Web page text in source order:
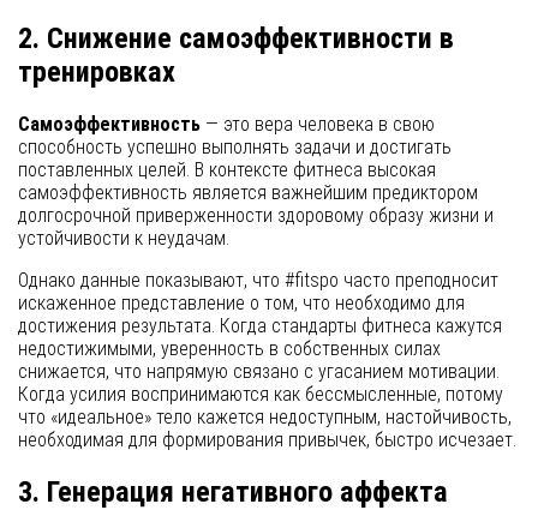
2. Снижение самоэффективности в
тренировках
Самоэффективность — это вера человека в свою
способность успешно выполнять задачи и достигать
поставленных целей. В контексте фитнеса высокая
самоэффективность является важнейшим предиктором
долгосрочной приверженности здоровому образу жизни и
устойчивости к неудачам.
Однако данные показывают, что #fitspo часто преподносит
искаженное представление о том, что необходимо для
достижения результата. Когда стандарты фитнеса кажутся
недостижимыми, уверенность в собственных силах
снижается, что напрямую связано с угасанием мотивации.
Когда усилия воспринимаются как бессмысленные, потому
что «идеальное» тело кажется недоступным, настойчивость,
необходимая для формирования привычек, быстро исчезает.
3. Генерация негативного аффекта